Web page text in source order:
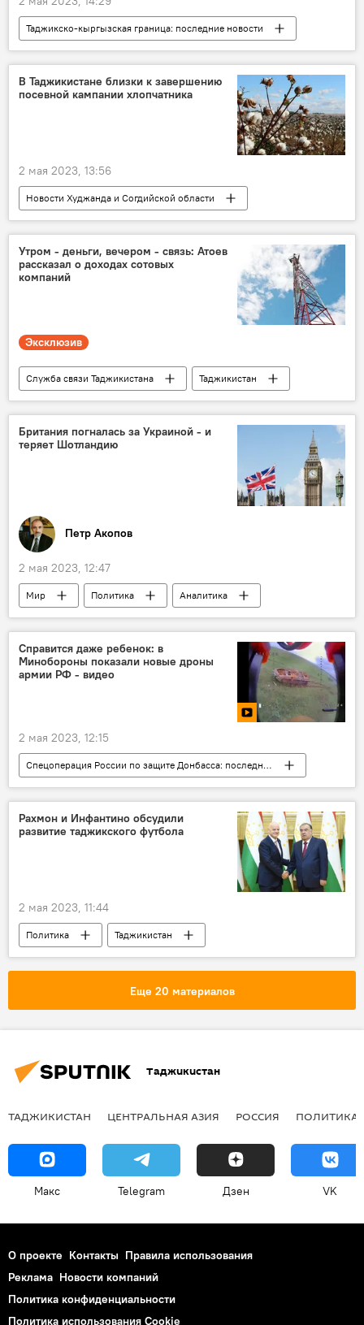
Таджикско-кыргызская граница: последние новости
Таджикистан
Кыргызстан
граница
Новости Худжанда и Согдийской области
В Таджикистане близки к завершению
посевной кампании хлопчатника
2 мая 2023, 13:56
Новости Худжанда и Согдийской области
хлопок
урожай
Минсельхоз Таджикистана
Таджикистан
Утром - деньги, вечером - связь: Атоев
рассказал о доходах сотовых
компаний
Эксклюзив
Служба связи Таджикистана
Таджикистан
Общество
мобильная связь
интернет
Британия погналась за Украиной - и
теряет Шотландию
Петр Акопов
2 мая 2023, 12:47
Мир Политика
Аналитика
Россия
Великобритания
Справится даже ребенок: в
Минобороны показали новые дроны
армии РФ - видео
2 мая 2023, 12:15
Спецоперация России по защите Донбасса: последние новости
Видео
конфликт
Армия и вооружение
Рахмон и Инфантино обсудили
развитие таджикского футбола
2 мая 2023, 11:44
Политика
Таджикистан
Эмомали Рахмон
ФИФА
Спорт
Еще 20 материалов
Таджикистан
ТАДЖИКИСТАН ЦЕНТРАЛЬНАЯ АЗИЯ РОССИЯ ПОЛИТИКА
Макс Telegram Дзен VK
О проекте Контакты Правила использования
Реклама Новости компаний
Политика конфиденциальности
Политика использования Cookie